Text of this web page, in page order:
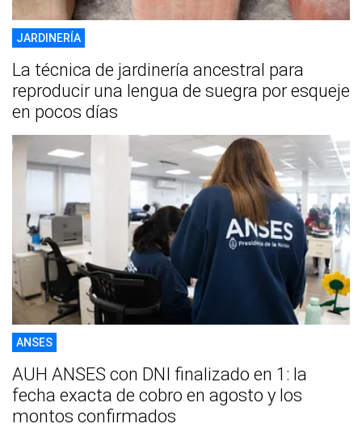
JARDINERÍA
La técnica de jardinería ancestral para
reproducir una lengua de suegra por esqueje
en pocos días
ANSES
AUH ANSES con DNI finalizado en 1: la
fecha exacta de cobro en agosto y los
montos confirmados